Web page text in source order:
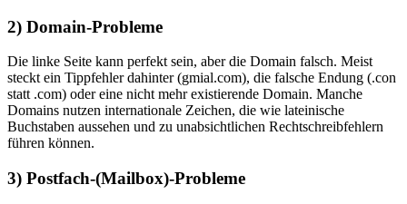
2) Domain‑Probleme
Die linke Seite kann perfekt sein, aber die Domain falsch. Meist
steckt ein Tippfehler dahinter (gmial.com), die falsche Endung (.con
statt .com) oder eine nicht mehr existierende Domain. Manche
Domains nutzen internationale Zeichen, die wie lateinische
Buchstaben aussehen und zu unabsichtlichen Rechtschreibfehlern
führen können.
3) Postfach‑(Mailbox)‑Probleme